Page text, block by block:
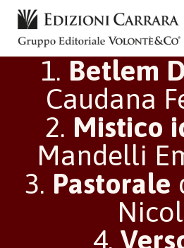
Salta
contenuto
1. Betlem
Caudana
2. Mistico
Mandelli
3. Pastorale
4.